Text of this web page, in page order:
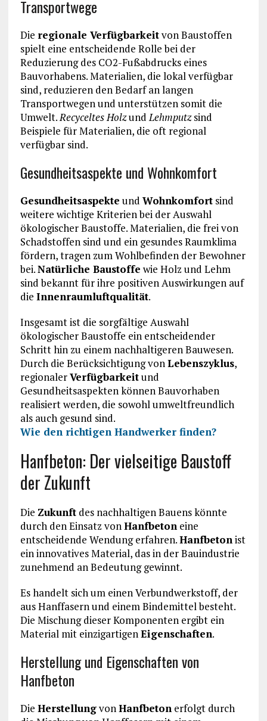
Transportwege
Die regionale Verfügbarkeitvon Baustoffen
spielt eine entscheidende Rolle bei der
Reduzierung des CO2-Fußabdrucks eines
Bauvorhabens. Materialien, die lokal verfügbar
sind, reduzieren den Bedarf an langen
Transportwegen und unterstützen somit die
Umwelt.Recyceltes HolzundLehmputzsind
Beispiele für Materialien, die oft regional
verfügbar sind.
Gesundheitsaspekte und Wohnkomfort
Gesundheitsaspekte und Wohnkomfortsind
weitere wichtige Kriterien bei der Auswahl
ökologischer Baustoffe. Materialien, die frei von
Schadstoffen sind und ein gesundes Raumklima
fördern, tragen zum Wohlbefinden der Bewohner
bei.Natürliche Baustoffe wie Holz und Lehm
sind bekannt für ihre positiven Auswirkungen auf
die Innenraumluftqualität.
Insgesamt ist die sorgfältige Auswahl
ökologischer Baustoffe ein entscheidender
Schritt hin zu einem nachhaltigeren Bauwesen.
Durch die Berücksichtigung vonLebenszyklus,
regionalerVerfügbarkeitund
Gesundheitsaspekten können Bauvorhaben
realisiert werden, die sowohl umweltfreundlich
als auch gesund sind.
Wie den richtigen Handwerker finden?
Hanfbeton: Der vielseitige Baustoff
der Zukunft
Die Zukunftdes nachhaltigen Bauens könnte
durch den Einsatz vonHanfbetoneine
entscheidende Wendung erfahren.Hanfbetonist
ein innovatives Material, das in der Bauindustrie
zunehmend an Bedeutung gewinnt.
Es handelt sich um einen Verbundwerkstoff, der
aus Hanffasern und einem Bindemittel besteht.
Die Mischung dieser Komponenten ergibt ein
Material mit einzigartigenEigenschaften.
Herstellung und Eigenschaften von
Hanfbeton
Die HerstellungvonHanfbetonerfolgt durch